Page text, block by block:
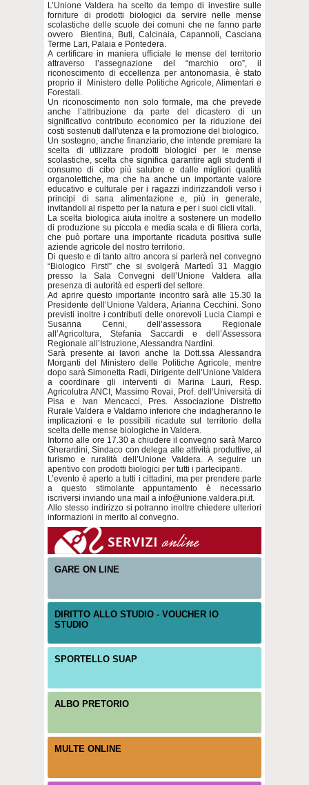
L’Unione Valdera ha scelto da tempo di investire sulle
forniture di prodotti biologici da servire nelle mense
scolastiche delle scuole dei comuni che ne fanno parte
ovvero Bientina, Buti, Calcinaia, Capannoli, Casciana
Terme Lari, Palaia e Pontedera.
A certificare in maniera ufficiale le mense del territorio
attraverso l’assegnazione del “marchio oro”, il
riconoscimento di eccellenza per antonomasia, è stato
proprio il Ministero delle Politiche Agricole, Alimentari e
Forestali.
Un riconoscimento non solo formale, ma che prevede
anche l’attribuzione da parte del dicastero di un
significativo contributo economico per la riduzione dei
costi sostenuti dall'utenza e la promozione del biologico.
Un sostegno, anche finanziario, che intende premiare la
scelta di utilizzare prodotti biologici per le mense
scolastiche, scelta che significa garantire agli studenti il
consumo di cibo più salubre e dalle migliori qualità
organolettiche, ma che ha anche un importante valore
educativo e culturale per i ragazzi indirizzandoli verso i
principi di sana alimentazione e, più in generale,
invitandoli al rispetto per la natura e per i suoi cicli vitali.
La scelta biologica aiuta inoltre a sostenere un modello
di produzione su piccola e media scala e di filiera corta,
che può portare una importante ricaduta positiva sulle
aziende agricole del nostro territorio.
Di questo e di tanto altro ancora si parlerà nel convegno
“Biologico First!” che si svolgerà Martedì 31 Maggio
presso la Sala Convegni dell’Unione Valdera alla
presenza di autorità ed esperti del settore.
Ad aprire questo importante incontro sarà alle 15.30 la
Presidente dell’Unione Valdera, Arianna Cecchini. Sono
previsti inoltre i contributi delle onorevoli Lucia Ciampi e
Susanna Cenni, dell’assessora Regionale
all’Agricoltura, Stefania Saccardi e dell’Assessora
Regionale all’Istruzione, Alessandra Nardini.
Sarà presente ai lavori anche la Dott.ssa Alessandra
Morganti del Ministero delle Politiche Agricole, mentre
dopo sarà Simonetta Radi, Dirigente dell’Unione Valdera
a coordinare gli interventi di Marina Lauri, Resp.
Agricolutra ANCI, Massimo Rovai, Prof. dell’Università di
Pisa e Ivan Mencacci, Pres. Associazione Distretto
Rurale Valdera e Valdarno inferiore che indagheranno le
implicazioni e le possibili ricadute sul territorio della
scelta delle mense biologiche in Valdera.
Intorno alle ore 17.30 a chiudere il convegno sarà Marco
Gherardini, Sindaco con delega alle attività produttive, al
turismo e ruralità dell’Unione Valdera. A seguire un
aperitivo con prodotti biologici per tutti i partecipanti.
L’evento è aperto a tutti i cittadini, ma per prendere parte
a questo stimolante appuntamento è necessario
iscriversi inviando una mail a info@unione.valdera.pi.it.
Allo stesso indirizzo si potranno inoltre chiedere ulteriori
informazioni in merito al convegno.
GARE ON LINE
DIRITTO ALLO STUDIO - VOUCHER IO
STUDIO
SPORTELLO SUAP
ALBO PRETORIO
MULTE ONLINE